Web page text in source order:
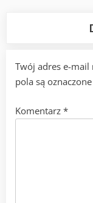
Twój adres e-
pola są oznaczone
Komentarz *